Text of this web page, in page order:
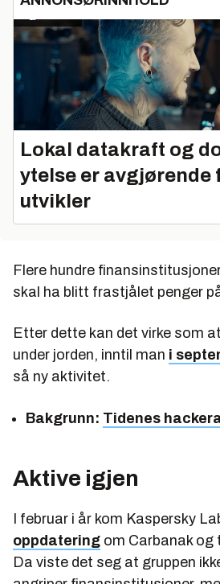
Lokal datakraft og
ytelse er avgjørende
utvikler
Flere hundre
skal ha blitt frastjålet penger
Etter dette kan det virke som
under jorden, inntil man i
så ny aktivitet.
Bakgrunn: Tidenes
Aktive igjen
I februar i år kom Kaspersky
oppdatering om Carbanak og
Da viste det seg at gruppen